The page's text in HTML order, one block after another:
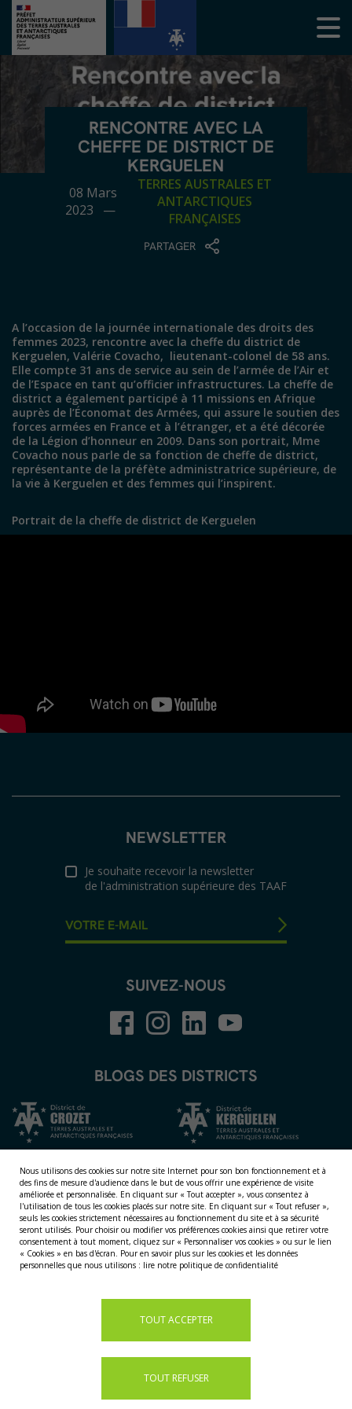
RENCONTRE AVEC LA
CHEFFE DE DISTRICT DE
KERGUELEN
08 Mars
2023 —
TERRES AUSTRALES ET
ANTARCTIQUES
FRANÇAISES
PARTAGER
A l’occasion de la journée internationale des droits des
femmes 2023, rencontre avec la cheffe du district de
Kerguelen, Valérie Covacho, lieutenant-colonel de 58 ans.
Elle compte 31 ans de service au sein de l’armée de l’Air et
de l’Espace en tant qu’officier infrastructures. La cheffe de
district a également participé à 11 missions en Afrique
auprès de l’Économat des Armées, qui assure le soutien des
forces armées en France et à l’étranger, et a été décorée
de la Légion d’honneur en 2009. Dans son portrait, Mme
Covacho nous parle de sa fonction de cheffe de district,
représentante de la préfète administratrice supérieure, de
la vie à Kerguelen et des femmes qui l’inspirent.
Portrait de la cheffe de district de Kerguelen
NEWSLETTER
Je souhaite recevoir la newsletter
de l'administration supérieure des TAAF
SUIVEZ-NOUS
BLOGS DES DISTRICTS
NOS TERRITOIRES
Nous utilisons des cookies sur notre site Internet pour son bon fonctionnement et à
des fins de mesure d'audience dans le but de vous offrir une expérience de visite
améliorée et personnalisée. En cliquant sur « Tout accepter », vous consentez à
l'utilisation de tous les cookies placés sur notre site. En cliquant sur « Tout refuser »,
seuls les cookies strictement nécessaires au fonctionnement du site et à sa sécurité
seront utilisés. Pour choisir ou modifier vos préférences cookies ainsi que retirer votre
consentement à tout moment, cliquez sur « Personnaliser vos cookies » ou sur le lien
« Cookies » en bas d'écran. Pour en savoir plus sur les cookies et les données
personnelles que nous utilisons : lire notre politique de confidentialité
TOUT ACCEPTER
TOUT REFUSER